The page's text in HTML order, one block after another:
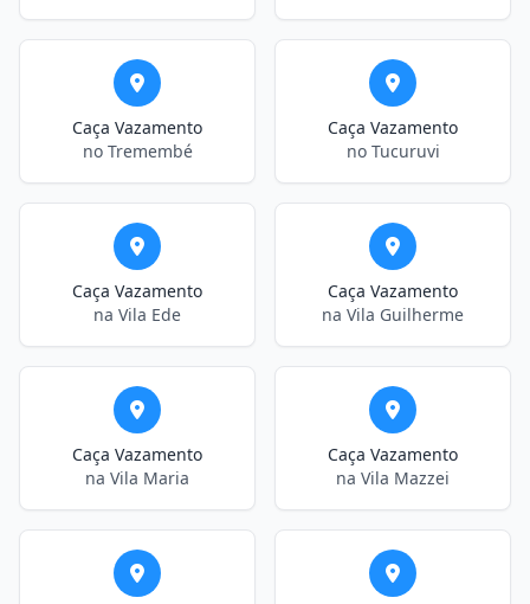
Caça Vazamento
no Tremembé
Caça Vazamento
no Tucuruvi
Caça Vazamento
na Vila Ede
Caça Vazamento
na Vila Guilherme
Caça Vazamento
na Vila Maria
Caça Vazamento
na Vila Mazzei